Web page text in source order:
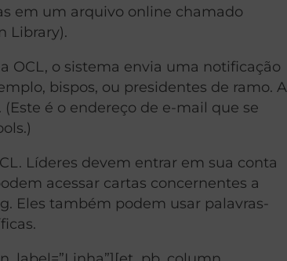
em um arquivo online chamado
Library).
OCL, o sistema envia uma notificação
bispos, ou presidentes de ramo. A
é o endereço de e-mail que se
Líderes devem entrar em sua conta
acessar cartas concernentes a
Eles também podem usar palavras-